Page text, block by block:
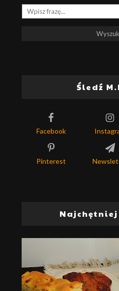
Śledź
Facebook
Pinterest